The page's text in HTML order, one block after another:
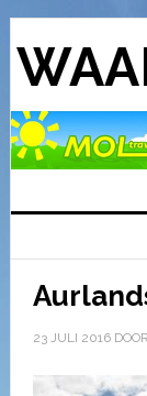
23 JULI 2016DOOR